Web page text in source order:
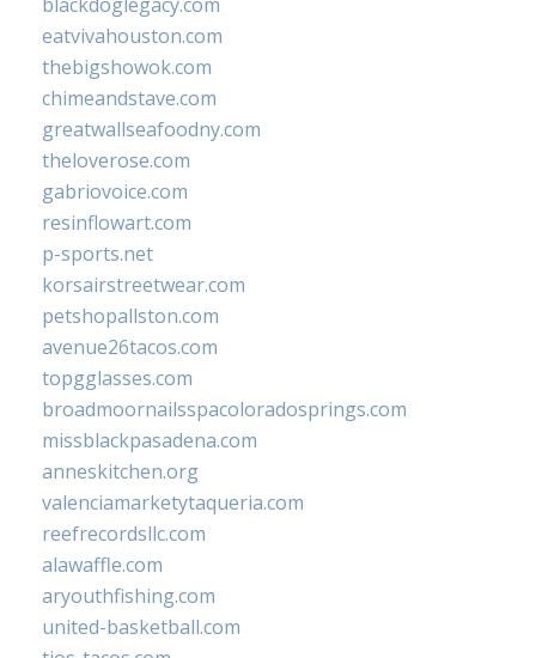
eatvivahouston.com
thebigshowok.com
chimeandstave.com
greatwallseafoodny.com
theloverose.com
gabriovoice.com
resinflowart.com
p-sports.net
korsairstreetwear.com
petshopallston.com
avenue26tacos.com
topgglasses.com
broadmoornailsspacoloradosprings.com
missblackpasadena.com
anneskitchen.org
valenciamarketytaqueria.com
reefrecordsllc.com
alawaffle.com
aryouthfishing.com
united-basketball.com